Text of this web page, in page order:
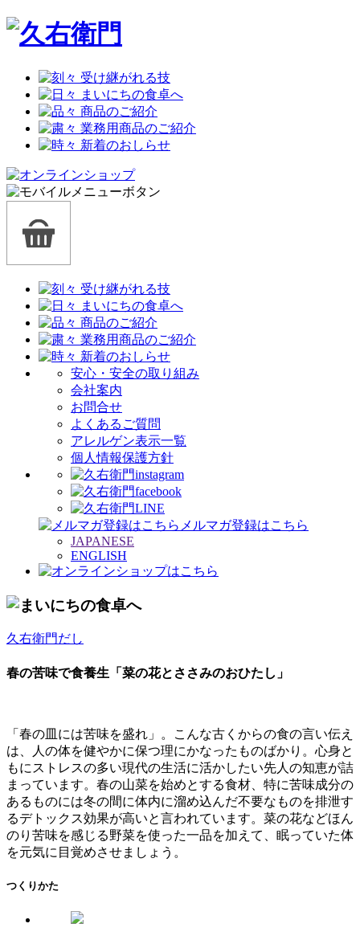
安心・安全の取り組み
会社案内
お問合せ
よくあるご質問
アレルゲン表示一覧
個人情報保護方針
メルマガ登録はこちら
JAPANESE
ENGLISH
久右衛門だし
春の苦味で食養生「菜の花とささみのおひたし」
「春の皿には苦味を盛れ」。こんな古くからの食の言い伝え
は、人の体を健やかに保つ理にかなったものばかり。心身と
もにストレスの多い現代の生活に活かしたい先人の知恵が詰
まっています。春の山菜を始めとする食材、特に苦味成分の
あるものには冬の間に体内に溜め込んだ不要なものを排泄す
るデトックス効果が高いと言われています。菜の花などほん
のり苦味を感じる野菜を使った一品を加えて、眠っていた体
を元気に目覚めさせましょう。
つくりかた